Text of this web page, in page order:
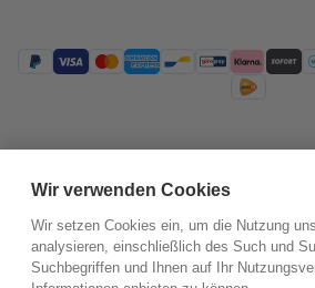
Wir verwenden Cookies
Wir setzen Cookies ein, um die Nutzung
analysieren, einschließlich des Such und
Suchbegriffen und Ihnen auf Ihr